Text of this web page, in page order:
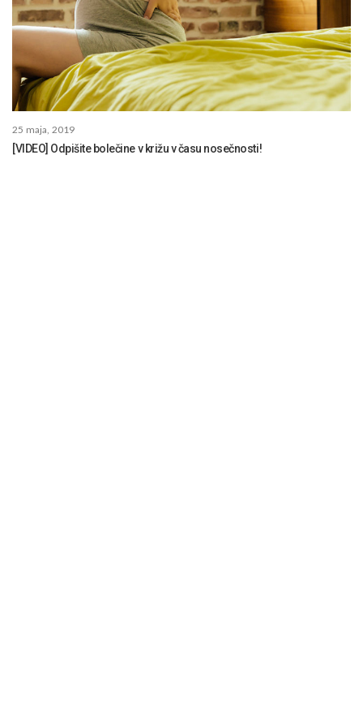
25 maja, 2019
[VIDEO] Odpišite bolečine v križu v času nosečnosti!